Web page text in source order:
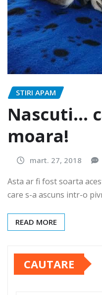
STIRI APAM
Nascuti…
moara!
mart. 27, 2018
Asta ar fi fost soarta
care s-a ascuns intr-o
READ MORE
CAUTARE